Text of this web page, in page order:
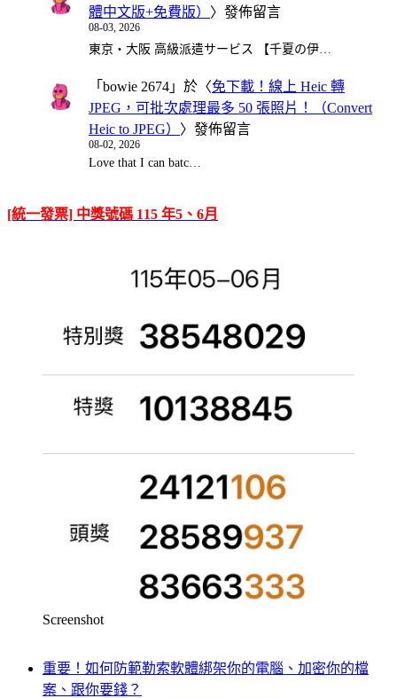
體中文版+免費版） 〉發佈留言
08-03, 2026
東京・大阪 高級派遣サービス 【千夏の伊…
「 bowie 2674 」於〈免下載！線上 Heic 轉
JPEG，可批次處理最多 50 張照片！（Convert
Heic to JPEG） 〉發佈留言
08-02, 2026
Love that I can batc…
[統一發票] 中獎號碼 115 年5、6月
Screenshot
重要！如何防範勒索軟體綁架你的電腦、加密你的檔
案、跟你要錢？